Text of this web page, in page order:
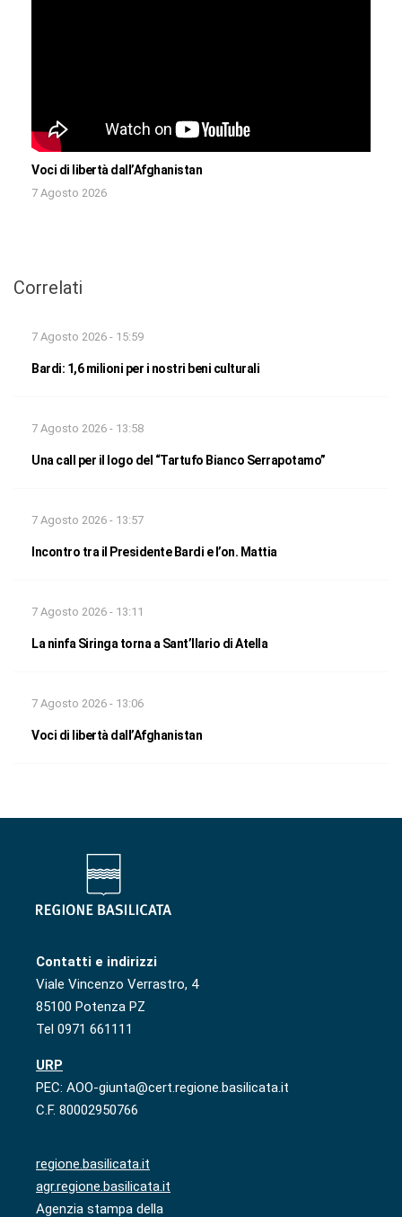
Voci di libertà dall’Afghanistan
7 Agosto 2026
Correlati
7 Agosto 2026 - 15:59
Bardi: 1,6 milioni per i nostri beni culturali
7 Agosto 2026 - 13:58
Una call per il logo del “Tartufo Bianco Serrapotamo”
7 Agosto 2026 - 13:57
Incontro tra il Presidente Bardi e l’on. Mattia
7 Agosto 2026 - 13:11
La ninfa Siringa torna a Sant’Ilario di Atella
7 Agosto 2026 - 13:06
Voci di libertà dall’Afghanistan
Contatti e indirizzi
Viale Vincenzo Verrastro, 4
85100 Potenza PZ
Tel 0971 661111
URP
PEC: AOO-giunta@cert.regione.basilicata.it
C.F. 80002950766
regione.basilicata.it
agr.regione.basilicata.it
Agenzia stampa della